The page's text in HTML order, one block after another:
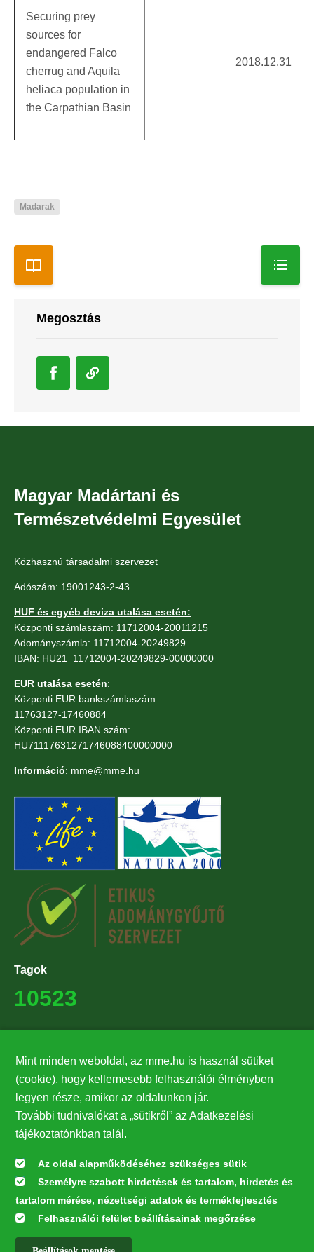
Securing prey
sources for
endangered Falco
cherrug and Aquila
heliaca population in
the Carpathian Basin
2018.12.31
Madarak
Megosztás
Magyar Madártani és
Természetvédelmi Egyesület
Közhasznú társadalmi szervezet
Adószám: 19001243-2-43
HUF és egyéb deviza utalása esetén:
Központi számlaszám: 11712004-20011215
Adományszámla: 11712004-20249829
IBAN: HU21 11712004-20249829-00000000
EUR utalása esetén:
Központi EUR bankszámlaszám:
11763127-17460884
Központi EUR IBAN szám:
HU71117631271746088400000000
Információ: mme@mme.hu
Tagok
10523
27224
Hírlevél feliratkozás
Értesüljön elsőként legfrissebb híreinkről, eseményeinkről!
Feliratkozás
Mint minden weboldal, az mme.hu is használ sütiket
(cookie), hogy kellemesebb felhasználói élményben
legyen része, amikor az oldalunkon jár.
További tudnivalókat a „sütikről” az Adatkezelési
tájékoztatónkban talál.
Az oldal alapműködéséhez szükséges sütik
Személyre szabott hirdetések és tartalom, hirdetés és
tartalom mérése, nézettségi adatok és termékfejlesztés
Felhasználói felület beállításainak megőrzése